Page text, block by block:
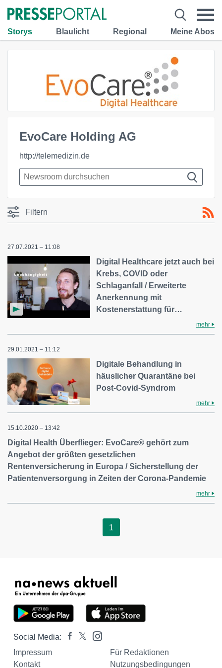
Storys Blaulicht Regional Meine Abos
EvoCare Holding AG
http://telemedizin.de
Filtern
27.07.2021 – 11:08
Digital Healthcare jetzt auch bei
Krebs, COVID oder
Schlaganfall / Erweiterte
Anerkennung mit
Kostenerstattung für…
mehr
29.01.2021 – 11:12
Digitale Behandlung in
häuslicher Quarantäne bei
Post-Covid-Syndrom
mehr
15.10.2020 – 13:42
Digital Health Überflieger: EvoCare® gehört zum
Angebot der größten gesetzlichen
Rentenversicherung in Europa / Sicherstellung der
Patientenversorgung in Zeiten der Corona-Pandemie
mehr
1
Social Media:
Impressum
Für Redaktionen
Kontakt
Nutzungsbedingungen